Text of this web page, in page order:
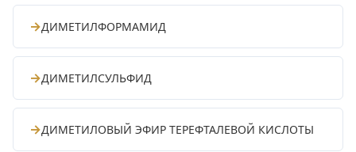
→ДИМЕТИЛФОРМАМИД
→ДИМЕТИЛСУЛЬФИД
→ДИМЕТИЛОВЫЙ ЭФИР ТЕРЕФТАЛЕВОЙ КИСЛОТЫ